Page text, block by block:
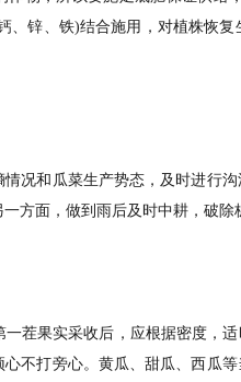
、锌、铁)结合施用，对植株恢
和瓜菜生产势态，及时进行沟
方面，做到雨后及时中耕，破除
果实采收后，应根据密度，适
不打旁心。黄瓜、甜瓜、西瓜